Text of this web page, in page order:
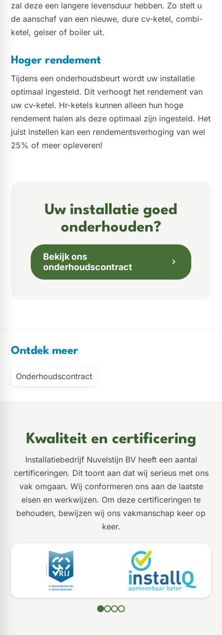
zal deze een langere levensduur hebben. Zo stelt u
de aanschaf van een nieuwe, dure cv-ketel, combi-
ketel, geiser of boiler uit.
Hoger rendement
Tijdens een onderhoudsbeurt wordt uw installatie
optimaal ingesteld. Dit verhoogt het rendement van
uw cv-ketel. Hr-ketels kunnen alleen hun hoge
rendement halen als deze optimaal zijn ingesteld. Het
juist instellen kan een rendementsverhoging van wel
25% of meer opleveren!
Uw installatie goed
onderhouden?
Bekijk ons
onderhoudscontract
Ontdek meer
Onderhoudscontract
Kwaliteit en certificering
Installatiebedrijf Nuvelstijn BV heeft een aantal
certificeringen. Dit toont aan dat wij serieus met ons
vak omgaan. Wij conformeren ons aan de laatste
eisen en werkwijzen. Om deze certificeringen te
behouden, bewijzen wij ons vakmanschap keer op
keer.